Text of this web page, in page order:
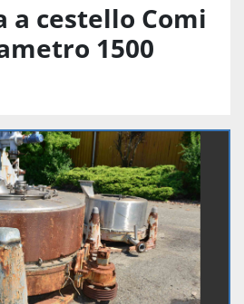
a cestello Comi
1500